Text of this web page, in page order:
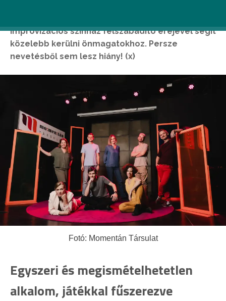
improvizációs színház felszabadító erejével segít
közelebb kerülni önmagatokhoz. Persze
nevetésből sem lesz hiány! (x)
Fotó: Momentán Társulat
Egyszeri és megismételhetetlen
alkalom, játékkal fűszerezve